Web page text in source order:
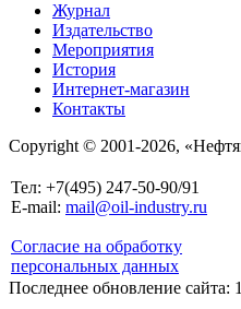
Журнал
Издательство
Мероприятия
История
Интернет-магазин
Контакты
Copyright © 2001-2026,
Тел: +7(495) 247-50-90/91
E-mail: mail@oil-industry.ru
Согласие на обработку
персональных данных
Последнее обновление сайта: